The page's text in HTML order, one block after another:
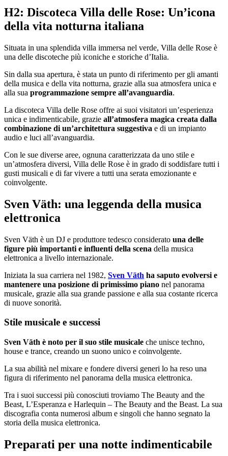
H2: Discoteca Villa delle Rose: Un’icona
della vita notturna italiana
Situata in una splendida villa immersa nel verde, Villa delle Rose è
una delle discoteche più iconiche e storiche d’Italia.
Sin dalla sua apertura, è stata un punto di riferimento per gli amanti
della musica e della vita notturna, grazie alla sua atmosfera unica e
alla sua programmazione sempre all’avanguardia.
La discoteca Villa delle Rose offre ai suoi visitatori un’esperienza
unica e indimenticabile, grazie all’atmosfera magica creata dalla
combinazione di un’architettura suggestiva e di un impianto
audio e luci all’avanguardia.
Con le sue diverse aree, ognuna caratterizzata da uno stile e
un’atmosfera diversi, Villa delle Rose è in grado di soddisfare tutti i
gusti musicali e di far vivere a tutti una serata emozionante e
coinvolgente.
Sven Väth: una leggenda della musica
elettronica
Sven Väth è un DJ e produttore tedesco considerato una delle
figure più importanti e influenti della scena della musica
elettronica a livello internazionale.
Iniziata la sua carriera nel 1982, Sven Väth ha saputo evolversi e
mantenere una posizione di primissimo piano nel panorama
musicale, grazie alla sua grande passione e alla sua costante ricerca
di nuove sonorità.
Stile musicale e successi
Sven Väth è noto per il suo stile musicale che unisce techno,
house e trance, creando un suono unico e coinvolgente.
La sua abilità nel mixare e fondere diversi generi lo ha reso una
figura di riferimento nel panorama della musica elettronica.
Tra i suoi successi più conosciuti troviamo The Beauty and the
Beast, L’Esperanza e Harlequin – The Beauty and the Beast. La sua
discografia conta numerosi album e singoli che hanno segnato la
storia della musica elettronica.
Preparati per una notte indimenticabile